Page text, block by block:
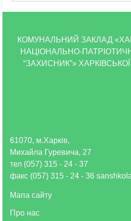
КОМУНАЛЬНИЙ ЗАКЛАД
НАЦІОНАЛЬНО-
“ЗАХИСНИК”»
Про нас
61070, м.Харків,
Михайла Гуревича, 27
тел (057) 315 - 24 - 37
факс (057) 315 - 24 - 36
Мапа сайту